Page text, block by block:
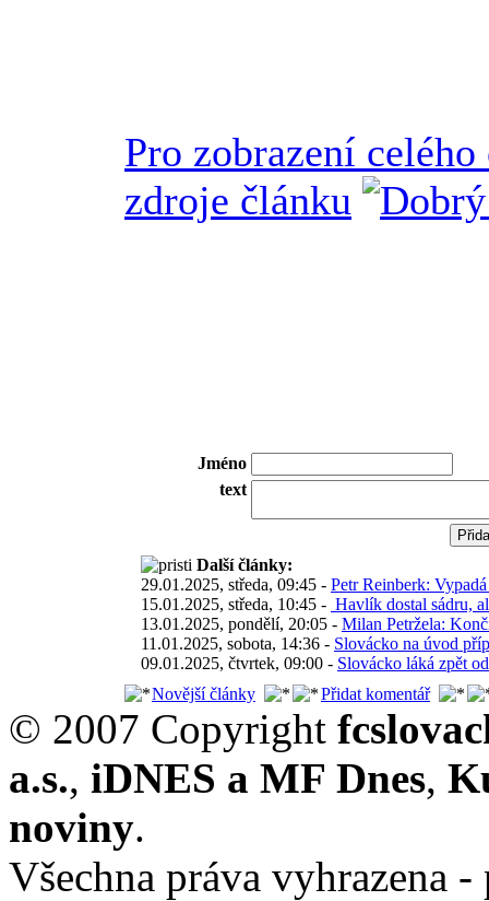
Pro zobrazení
zdroje článku
Jméno
text
Další články:
29.01.2025, středa, 09:45 - Petr Reinberk:
15.01.2025, středa, 10:45 - Havlík dostal sádru,
13.01.2025, pondělí, 20:05 - Milan Petržela:
11.01.2025, sobota, 14:36 - Slovácko na úvod
09.01.2025, čtvrtek, 09:00 - Slovácko láká zpět
Novější články
Přidat komentář
© 2007 Copyright
a.s., iDNES a MF Dnes,
noviny.
Všechna práva vyhrazena